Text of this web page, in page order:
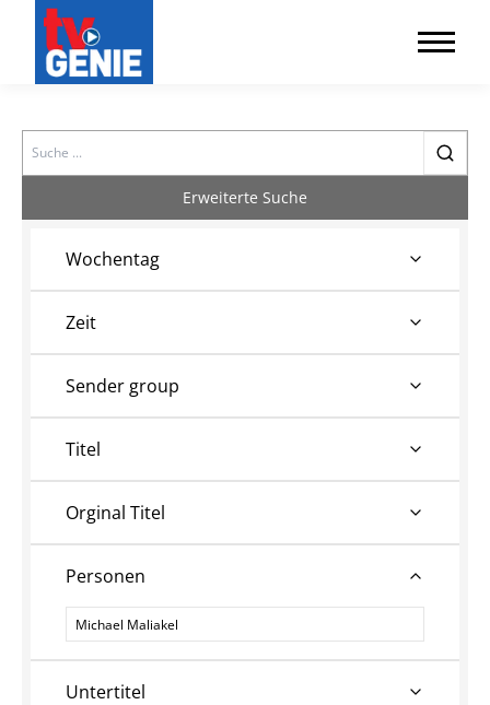
Search
Erweiterte Suche
Wochentag
Zeit
Sender group
Titel
Orginal Titel
Personen
Personen
Untertitel